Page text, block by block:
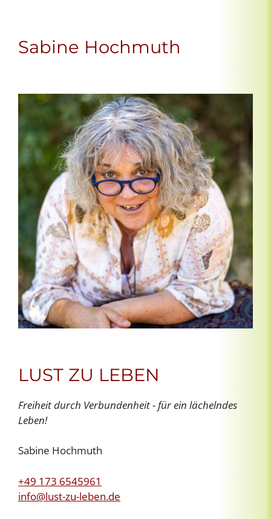
Sabine Hochmuth
LUST ZU LEBEN
Freiheit durch Verbundenheit - für ein lächelndes
Leben!
Sabine Hochmuth
+49 173 6545961
info@lust-zu-leben.de